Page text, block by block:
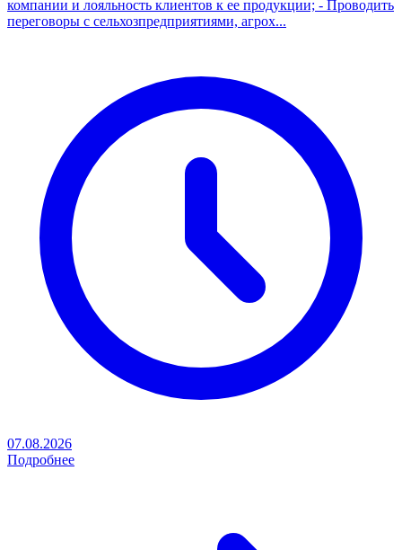
компании и лояльность клиентов к ее продукции; - Проводить
переговоры с сельхозпредприятиями, агрох...
07.08.2026
Подробнее